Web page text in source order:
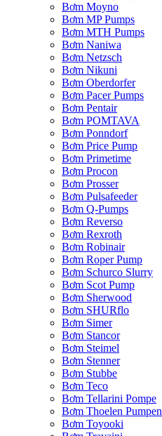
Bơm Moyno
Bơm MP Pumps
Bơm MTH Pumps
Bơm Naniwa
Bơm Netzsch
Bơm Nikuni
Bơm Oberdorfer
Bơm Pacer Pumps
Bơm Pentair
Bơm POMTAVA
Bơm Ponndorf
Bơm Price Pump
Bơm Primetime
Bơm Procon
Bơm Prosser
Bơm Pulsafeeder
Bơm Q-Pumps
Bơm Reverso
Bơm Rexroth
Bơm Robinair
Bơm Roper Pump
Bơm Schurco Slurry
Bơm Scot Pump
Bơm Sherwood
Bơm SHURflo
Bơm Simer
Bơm Stancor
Bơm Steimel
Bơm Stenner
Bơm Stubbe
Bơm Teco
Bơm Tellarini Pompe
Bơm Thoelen Pumpen
Bơm Toyooki